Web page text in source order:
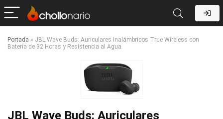
Portada » JBL Wave Buds: Auriculares Inalámbricos True Wireless con
Batería de 32 Horas y Resistencia al Agua
JBL Wave Buds: Auriculares